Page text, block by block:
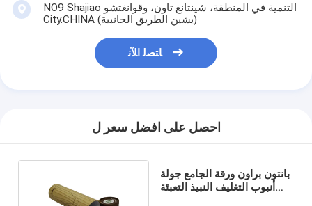
NO9 Shajiao التنمية في المنطقة، شينتانغ تاون، وقوانغتشو
City.CHINA (يشين الطريق الجانبية)
ﺎﺘﺼﻟ ﺍﻶﻧ
احصل على افضل سعر ل
بانتون براون ورقة الجامع جولة
أنبوب التغليف النبيذ التعبئة